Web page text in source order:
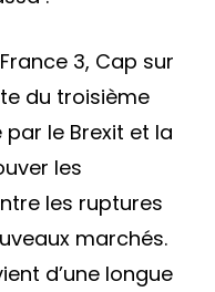
3, Cap sur
du troisième
le Brexit et la
les
les ruptures
marchés.
d’une longue